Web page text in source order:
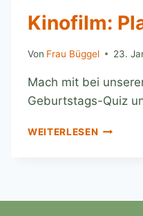
Kinofilm:
Von Frau Büggel 23.
Mach mit bei
Geburtstags-Quiz
WEITERLESEN